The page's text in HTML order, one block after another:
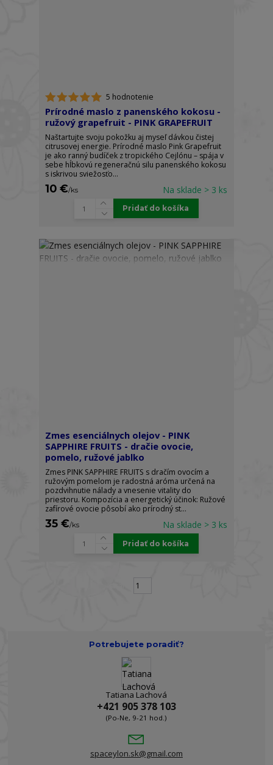
5 hodnotenie
Prírodné maslo z panenského kokosu -
ružový grapefruit - PINK GRAPEFRUIT
Naštartujte svoju pokožku aj myseľ dávkou čistej
citrusovej energie. Prírodné maslo Pink Grapefruit
je ako ranný budíček z tropického Cejlónu – spája v
sebe hĺbkovú regeneračnú silu panenského kokosu
s iskrivou sviežosťo...
10 €/ks Na sklade > 3 ks
Pridať do košíka
Zmes esenciálnych olejov - PINK
SAPPHIRE FRUITS - dračie ovocie,
pomelo, ružové jablko
Zmes PINK SAPPHIRE FRUITS s dračím ovocím a
ružovým pomelom je radostná aróma určená na
pozdvihnutie nálady a vnesenie vitality do
priestoru. Kompozícia a energetický účinok: Ružové
zafírové ovocie pôsobí ako prírodný st...
35 €/ks Na sklade > 3 ks
Pridať do košíka
Potrebujete poradiť?
Tatiana Lachová
+421 905 378 103
(Po-Ne, 9-21 hod.)
spaceylon.sk@gmail.com